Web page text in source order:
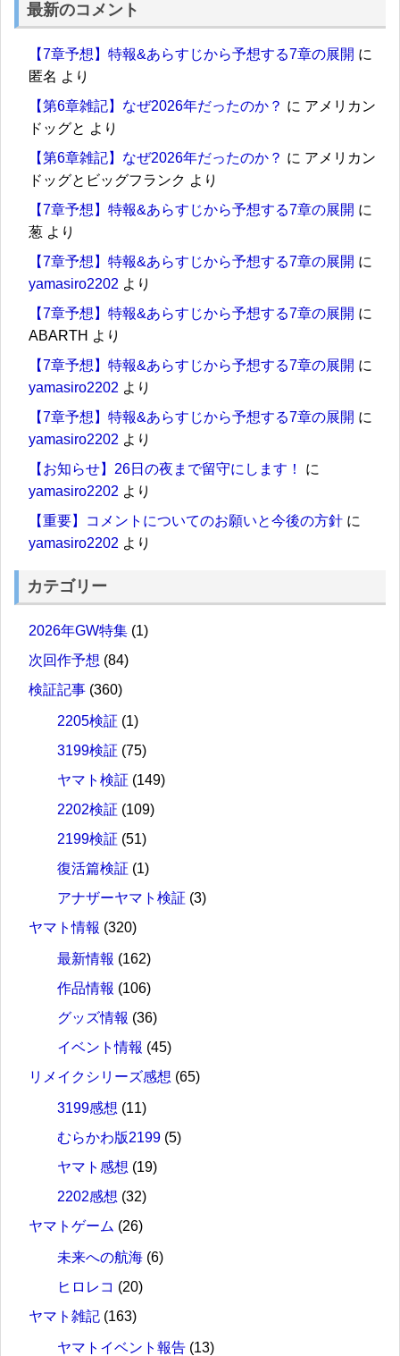
最新のコメント
【7章予想】特報&あらすじから予想する7章の展開 に
匿名 より
【第6章雑記】なぜ2026年だったのか？ に アメリカン
ドッグと より
【第6章雑記】なぜ2026年だったのか？ に アメリカン
ドッグとビッグフランク より
【7章予想】特報&あらすじから予想する7章の展開 に
葱 より
【7章予想】特報&あらすじから予想する7章の展開 に
yamasiro2202 より
【7章予想】特報&あらすじから予想する7章の展開 に
ABARTH より
【7章予想】特報&あらすじから予想する7章の展開 に
yamasiro2202 より
【7章予想】特報&あらすじから予想する7章の展開 に
yamasiro2202 より
【お知らせ】26日の夜まで留守にします！
に
yamasiro2202 より
【重要】コメントについてのお願いと今後の方針 に
yamasiro2202 より
カテゴリー
2026年GW特集 (1)
次回作予想 (84)
検証記事 (360)
2205検証 (1)
3199検証 (75)
ヤマト検証 (149)
2202検証 (109)
2199検証 (51)
復活篇検証 (1)
アナザーヤマト検証 (3)
ヤマト情報 (320)
最新情報 (162)
作品情報 (106)
グッズ情報 (36)
イベント情報 (45)
リメイクシリーズ感想 (65)
3199感想 (11)
むらかわ版2199 (5)
ヤマト感想 (19)
2202感想 (32)
ヤマトゲーム (26)
未来への航海 (6)
ヒロレコ (20)
ヤマト雑記 (163)
ヤマトイベント報告 (13)